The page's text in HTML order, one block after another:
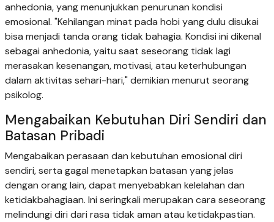
anhedonia, yang menunjukkan penurunan kondisi
emosional. "Kehilangan minat pada hobi yang dulu disukai
bisa menjadi tanda orang tidak bahagia. Kondisi ini dikenal
sebagai anhedonia, yaitu saat seseorang tidak lagi
merasakan kesenangan, motivasi, atau keterhubungan
dalam aktivitas sehari-hari," demikian menurut seorang
psikolog.
Mengabaikan Kebutuhan Diri Sendiri dan
Batasan Pribadi
Mengabaikan perasaan dan kebutuhan emosional diri
sendiri, serta gagal menetapkan batasan yang jelas
dengan orang lain, dapat menyebabkan kelelahan dan
ketidakbahagiaan. Ini seringkali merupakan cara seseorang
melindungi diri dari rasa tidak aman atau ketidakpastian.